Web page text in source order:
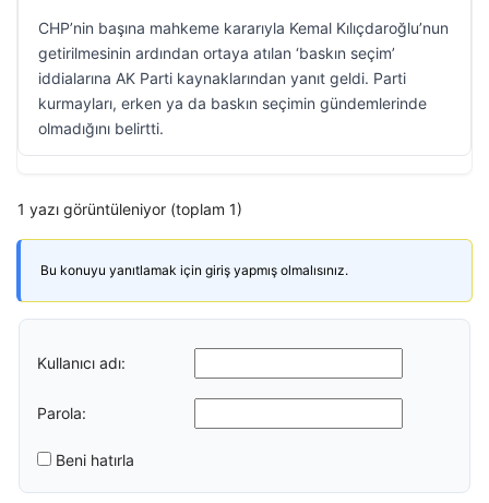
CHP’nin başına mahkeme kararıyla Kemal Kılıçdaroğlu’nun
getirilmesinin ardından ortaya atılan ‘baskın seçim’
iddialarına AK Parti kaynaklarından yanıt geldi. Parti
kurmayları, erken ya da baskın seçimin gündemlerinde
olmadığını belirtti.
1 yazı görüntüleniyor (toplam 1)
Bu konuyu yanıtlamak için giriş yapmış olmalısınız.
Kullanıcı adı:
Parola:
Beni hatırla